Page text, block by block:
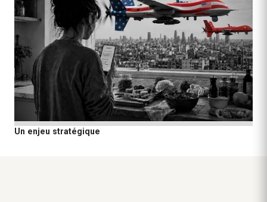
Un enjeu stratégique